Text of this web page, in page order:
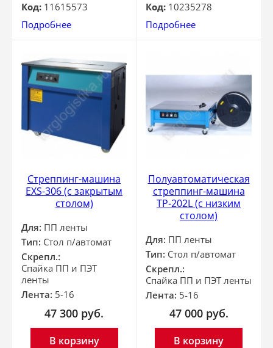
Код: 11615573
Подробнее
Код: 10235278
Подробнее
Стреппинг-машина
EXS-306 (с закрытым
столом)
Для: ПП ленты
Тип: Стол п/автомат
Скрепл.:
Спайка ПП и ПЭТ
ленты
Лента: 5-16
47 300 руб.
В корзину
Полуавтоматическая
стреппинг-машина
ТР-202L (с низким
столом)
Для: ПП ленты
Тип: Стол п/автомат
Скрепл.:
Спайка ПП и ПЭТ ленты
Лента: 5-16
47 000 руб.
В корзину